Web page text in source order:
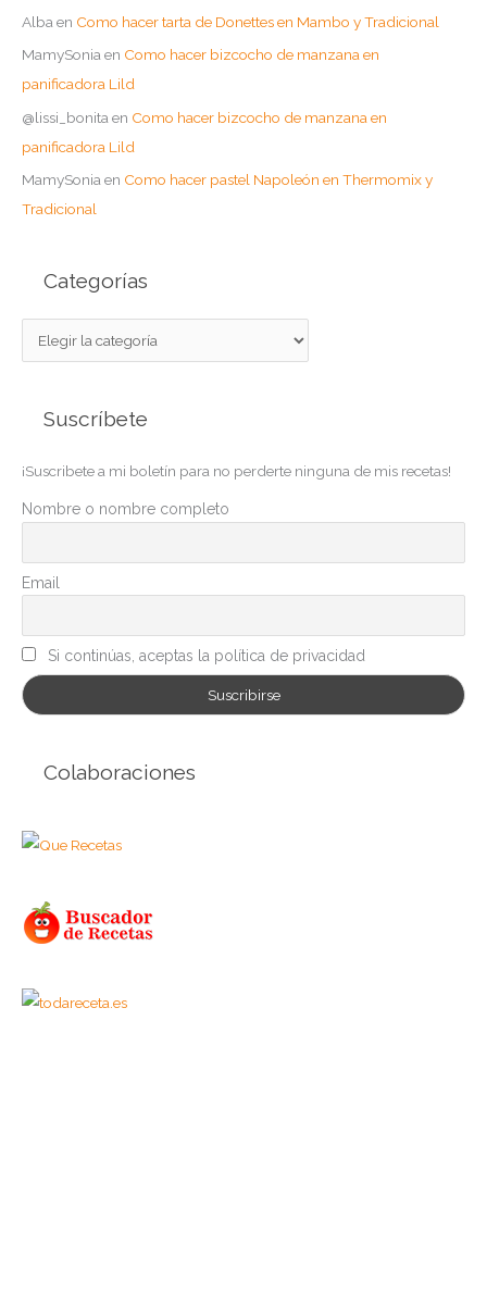
Alba en Como hacer tarta de Donettes en Mambo y Tradicional
MamySonia en Como hacer bizcocho de manzana en
panificadora Lild
@lissi_bonita en Como hacer bizcocho de manzana en
panificadora Lild
MamySonia en Como hacer pastel Napoleón en Thermomix y
Tradicional
Categorías
a
o
r
a
s
Suscríbete
¡Suscribete a mi boletín para no perderte ninguna de mis recetas!
Nombre o nombre completo
Email
Si continúas, aceptas la política de privacidad
Colaboraciones